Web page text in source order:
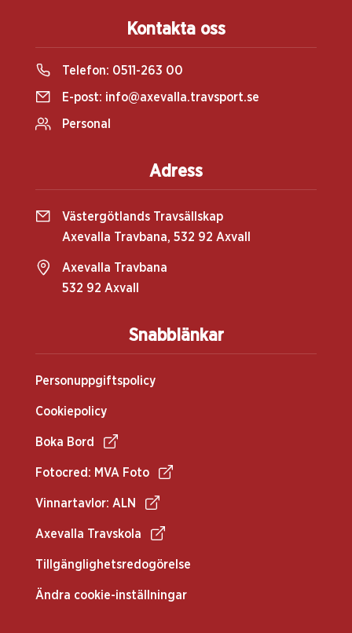
Snabblänkar
Personuppgiftspolicy
Cookiepolicy
Boka Bord
Fotocred: MVA Foto
Vinnartavlor: ALN
Axevalla Travskola
Tillgänglighetsredogörelse
Ändra cookie-inställningar
Kontakta oss
Telefon: 0511-263 00
E-post: info@axevalla.travsport.se
Personal
Adress
Västergötlands Travsällskap
Axevalla Travbana, 532 92 Axvall
Axevalla Travbana
532 92 Axvall